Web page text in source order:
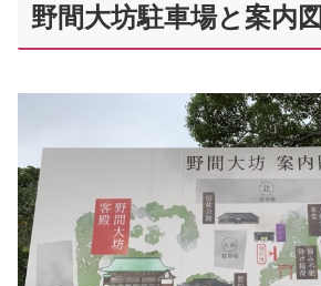
野間大坊駐車場と案内図